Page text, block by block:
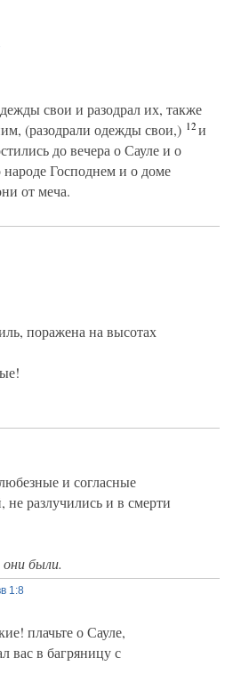
свои и разодрал их, также
(разодрали одежды свои,) 12и
до вечера о Сауле и о
Господнем и о доме
от меча.
поражена на высотах
и согласные
не разлучились и в смерти
они были.
1:8
плачьте о Сауле,
вас в багряницу с